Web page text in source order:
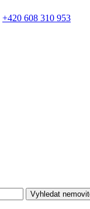
+420 608 310 953
Vyhledat